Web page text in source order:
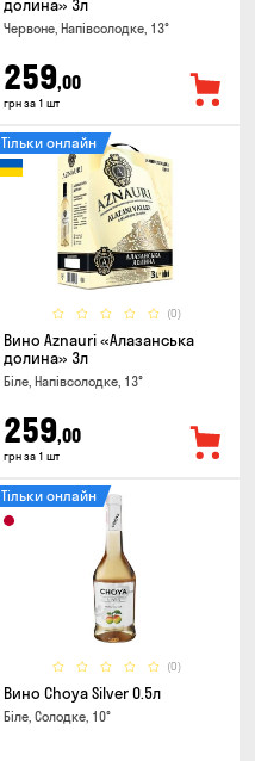
долина» 3л
Червоне, Напівсолодке, 13°
259,00
грн за 1 шт
(0)
Тільки онлайн
Вино Aznauri «Алазанська
долина» 3л
Біле, Напівсолодке, 13°
259,00
грн за 1 шт
(0)
Тільки онлайн
Вино Choya Silver 0.5л
Біле, Солодке, 10°